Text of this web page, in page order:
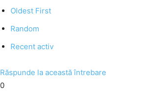
Oldest First
Random
Recent activ
Răspunde la această întrebare
0